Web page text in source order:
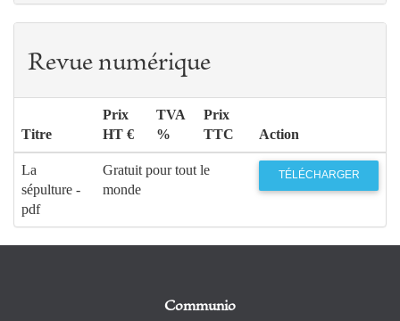
Revue numérique
Titre
Prix
HT €
TVA
%
Prix
TTC
Action
La
sépulture -
pdf
Gratuit pour tout le
monde
TÉLÉCHARGER
Communio